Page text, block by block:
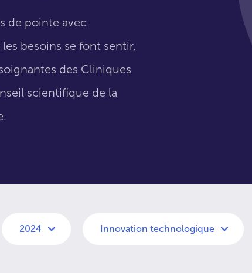
de pointe avec
besoins se font sentir,
des Cliniques
scientifique de la
2024 Innovation technologique